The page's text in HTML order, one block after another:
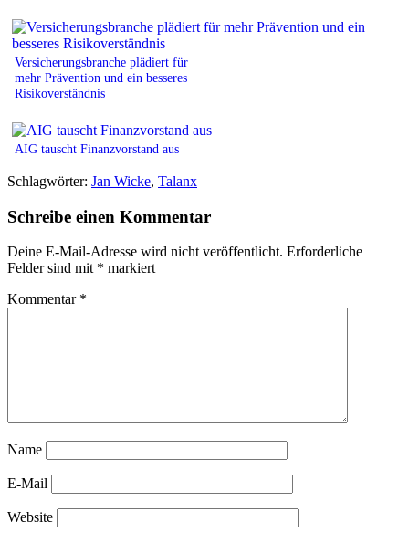
Versicherungsbranche plädiert für
mehr Prävention und ein besseres
Risikoverständnis
AIG tauscht Finanzvorstand aus
Schlagwörter: Jan Wicke, Talanx
Schreibe einen Kommentar
Deine E-Mail-Adresse wird nicht veröffentlicht. Erforderliche
Felder sind mit * markiert
Kommentar *
Name
E-Mail
Website